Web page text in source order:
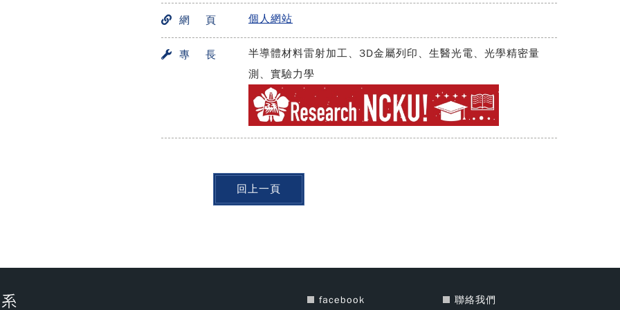
網 頁 個人網站
專 長
半導體材料雷射加工、3D金屬列印、生醫光電、光學精密量
測、實驗力學
回上一頁
facebook 聯絡我們